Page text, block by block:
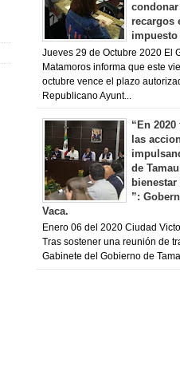
recargos
Jueves 29 de Octubre 2020 El
Matamoros informa que este
octubre vence el plazo
Republicano Ayunt...
“En
las
de
”:
Vaca.
Enero 06 del 2020 Ciudad
Tras sostener una reunión de
Gabinete del Gobierno de